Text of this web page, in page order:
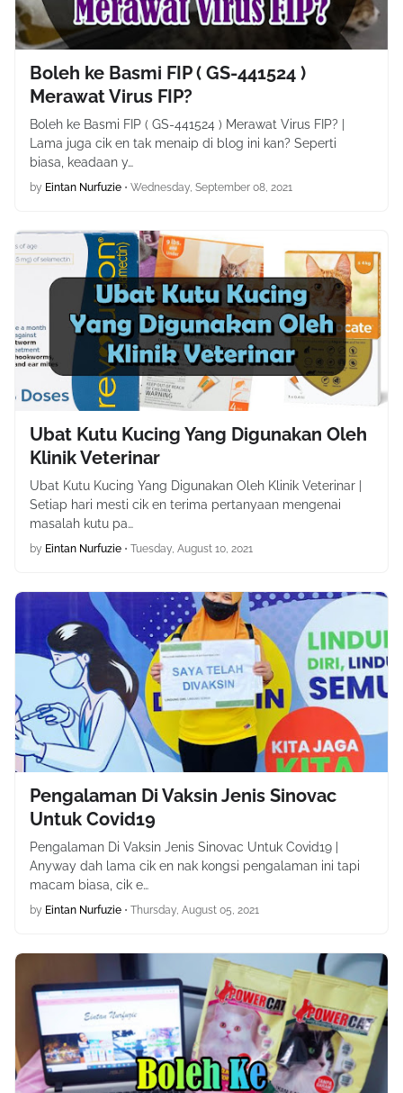
Boleh ke Basmi FIP ( GS-441524 )
Merawat Virus FIP?
Boleh ke Basmi FIP ( GS-441524 ) Merawat Virus FIP? |
Lama juga cik en tak menaip di blog ini kan? Seperti
biasa, keadaan y…
by Eintan Nurfuzie • Wednesday, September 08, 2021
Ubat Kutu Kucing Yang Digunakan Oleh
Klinik Veterinar
Ubat Kutu Kucing Yang Digunakan Oleh Klinik Veterinar |
Setiap hari mesti cik en terima pertanyaan mengenai
masalah kutu pa…
by Eintan Nurfuzie • Tuesday, August 10, 2021
Pengalaman Di Vaksin Jenis Sinovac
Untuk Covid19
Pengalaman Di Vaksin Jenis Sinovac Untuk Covid19 |
Anyway dah lama cik en nak kongsi pengalaman ini tapi
macam biasa, cik e…
by Eintan Nurfuzie • Thursday, August 05, 2021